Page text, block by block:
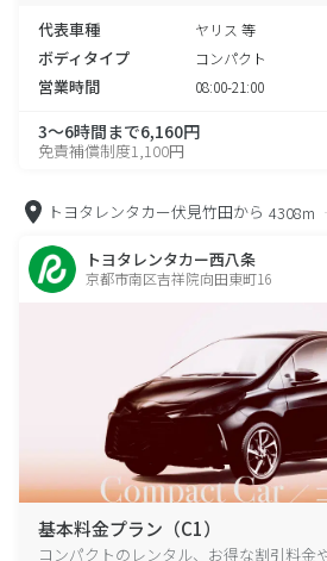
代表車種 ヤリス 等
ボディタイプ コンパクト
営業時間 08:00-21:00
3～6時間まで6,160円
免責補償制度1,100円
トヨタレンタカー伏見竹田から 4308m
トヨタレンタカー西八条
京都市南区吉祥院向田東町16
基本料金プラン（C1）
コンパクトのレンタル、お得な割引料金